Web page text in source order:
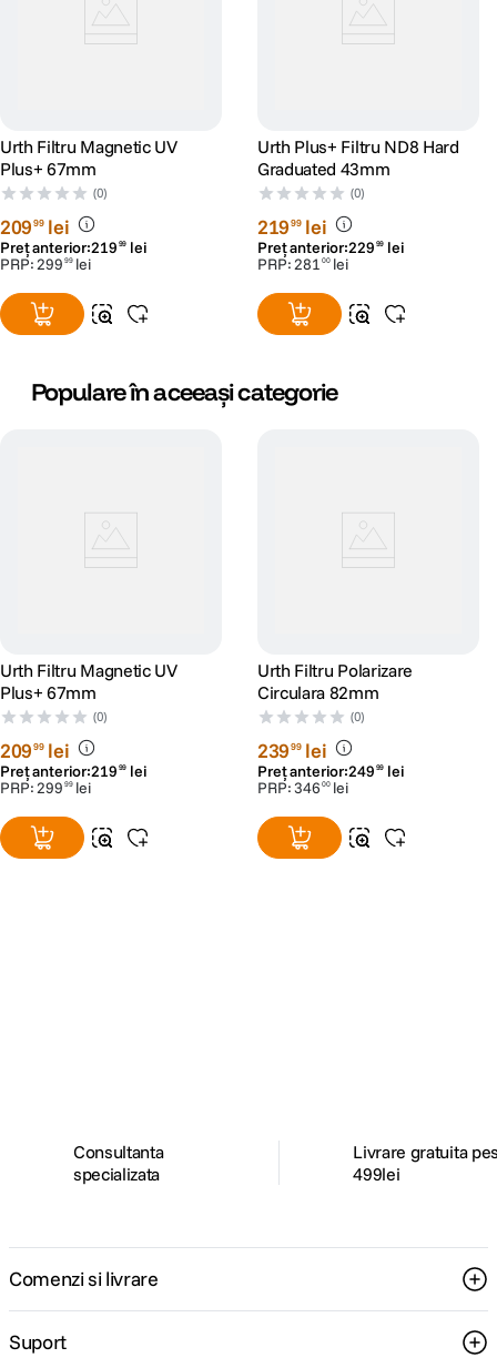
Urth Filtru Magnetic UV
Plus+ 67mm
(0)
20999 lei
Preț anterior:219 99 lei
PRP: 299 99 lei
Urth Plus+ Filtru ND8 Hard
Graduated 43mm
(0)
21999 lei
Preț anterior:229 99 lei
PRP: 281 00 lei
Populare în aceeași categorie
Urth Filtru Magnetic UV
Plus+ 67mm
(0)
20999 lei
Preț anterior:219 99 lei
PRP: 299 99 lei
Urth Filtru Polarizare
Circulara 82mm
(0)
23999 lei
Preț anterior:249 99 lei
PRP:346 00 lei
Consultanta
specializata
Livrare gratuita
499lei
Comenzi si livrare
Suport